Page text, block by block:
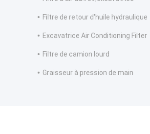
Filtre de retour d'huile hydraulique
Excavatrice Air Conditioning Filter
Filtre de camion lourd
Graisseur à pression de main